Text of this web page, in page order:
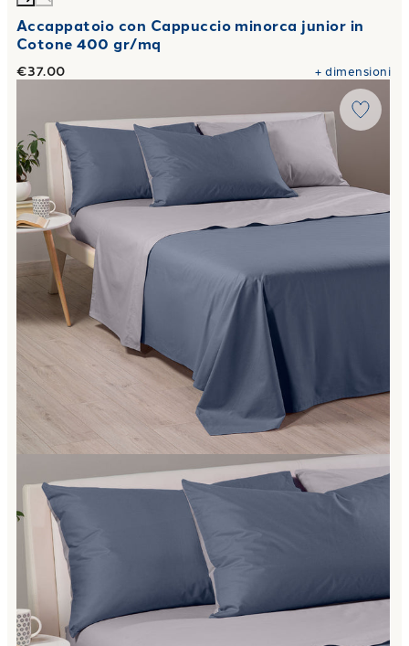
Accappatoio con Cappuccio minorca junior in
Cotone 400 gr/mq
€37.00 +dimensioni